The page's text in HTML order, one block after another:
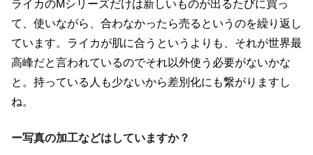
ライカのM シリーズだけは新しいものが出るたびに買っ
て、使いながら、合わなかったら売るというのを繰り返し
ています。ライカが肌に合うというよりも、それが世界最
高峰だと言われているのでそれ以外使う必要がないかな
と。持っている人も少ないから差別化にも繋がりますし
ね。
ー写真の加工などはしていますか？